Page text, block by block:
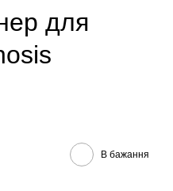
для
В бажання